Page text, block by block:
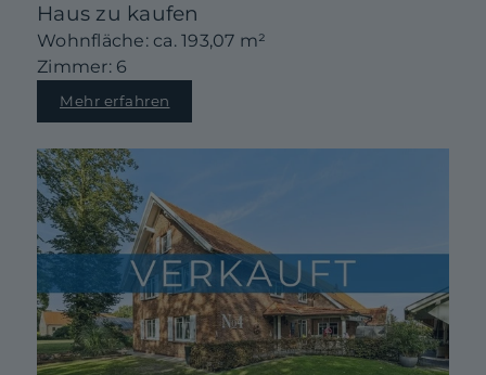
Haus zu kaufen
Wohnfläche: ca. 193,07 m²
Zimmer: 6
Mehr erfahren